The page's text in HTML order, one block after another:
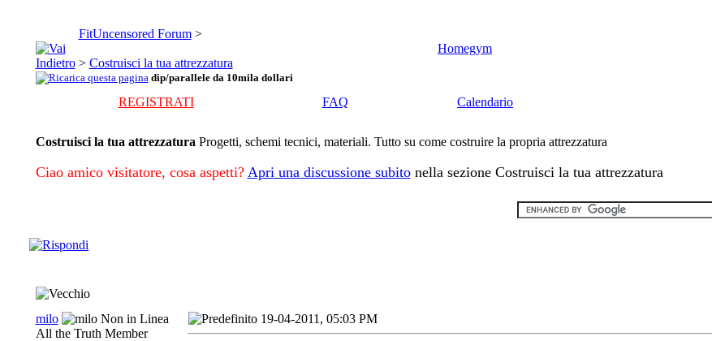
FitUncensored Forum >
Homegym
> Costruisci la tua attrezzatura
dip/parallele da 10mila dollari
REGISTRATI FAQ Calendario
Costruisci la tua attrezzatura Progetti, schemi tecnici, materiali. Tutto su come costruire la propria attrezzatura
Ciao amico visitatore, cosa aspetti? Apri una discussione subitonella sezione Costruisci la tua attrezzatura
milo
All the Truth Member
19-04-2011, 05:03 PM